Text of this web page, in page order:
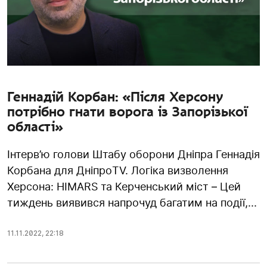
Геннадій Корбан: «Після Херсону
потрібно гнати ворога із Запорізької
області»
Інтерв’ю голови Штабу оборони Дніпра Геннадія
Корбана для ДніпроTV. Логіка визволення
Херсона: HIMARS та Керченський міст – Цей
тиждень виявився напрочуд багатим на події,...
11.11.2022, 22:18